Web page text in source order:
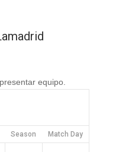
equipo.
Season Match Day